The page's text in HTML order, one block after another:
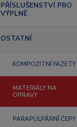
PŘÍSLUŠENSTVÍ PRO
VÝPLNĚ
OSTATNÍ
KOMPOZITNÍ FAZETY
MATERIÁLY NA
OPRAVY
PARAPULPÁRNÍ ČEPY